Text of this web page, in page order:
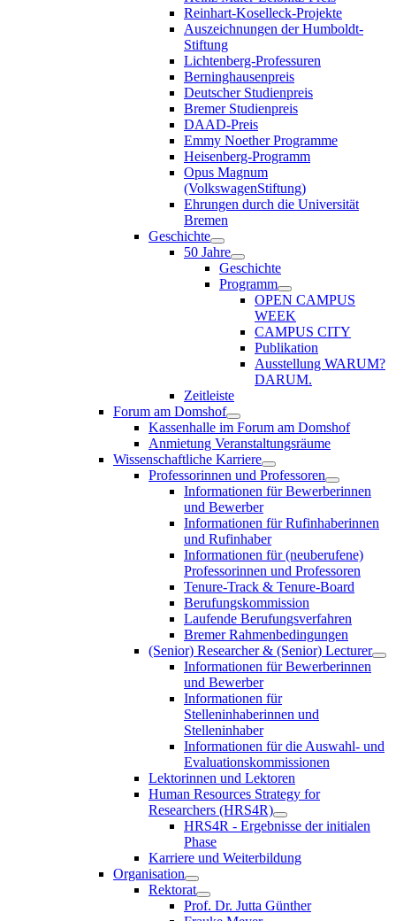
Reinhart-Koselleck-Projekte
Auszeichnungen der Humboldt-
Stiftung
Lichtenberg-Professuren
Berninghausenpreis
Deutscher Studienpreis
Bremer Studienpreis
DAAD-Preis
Emmy Noether Programme
Heisenberg-Programm
Opus Magnum
(VolkswagenStiftung)
Ehrungen durch die Universität
Bremen
Geschichte
50 Jahre
Geschichte
Programm
OPEN CAMPUS
WEEK
CAMPUS CITY
Publikation
Ausstellung WARUM?
DARUM.
Zeitleiste
Forum am Domshof
Kassenhalle im Forum am Domshof
Anmietung Veranstaltungsräume
Wissenschaftliche Karriere
Professorinnen und Professoren
Informationen für Bewerberinnen
und Bewerber
Informationen für Rufinhaberinnen
und Rufinhaber
Informationen für (neuberufene)
Professorinnen und Professoren
Tenure-Track & Tenure-Board
Berufungskommission
Laufende Berufungsverfahren
Bremer Rahmenbedingungen
(Senior) Researcher & (Senior) Lecturer
Informationen für Bewerberinnen
und Bewerber
Informationen für
Stelleninhaberinnen und
Stelleninhaber
Informationen für die Auswahl- und
Evaluationskommissionen
Lektorinnen und Lektoren
Human Resources Strategy for
Researchers (HRS4R)
HRS4R - Ergebnisse der initialen
Phase
Karriere und Weiterbildung
Organisation
Rektorat
Prof. Dr. Jutta Günther